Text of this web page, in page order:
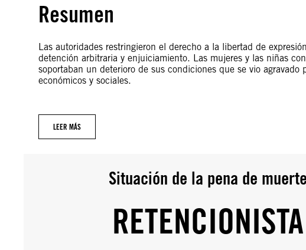
Resumen
Las autoridades restringieron el derecho a la libertad de
detención arbitraria y enjuiciamiento. Las mujeres y las niñas
soportaban un deterioro de sus condiciones que se vio
económicos y sociales.
LEER MÁS
Situación de la pena de muerte
RETENCIONISTA